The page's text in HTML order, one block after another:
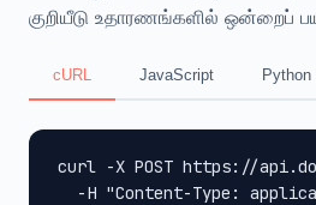
குறியீடு உதாரணங்களில் ஒன்றைப்
cURL JavaScript Python
curl -X POST https://
-H "Content-Type: